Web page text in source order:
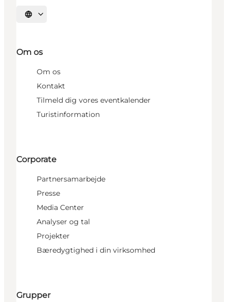
Vælg sprog
Om os
Om os
Kontakt
Tilmeld dig vores eventkalender
Turistinformation
Corporate
Partnersamarbejde
Presse
Media Center
Analyser og tal
Projekter
Bæredygtighed i din virksomhed
Grupper